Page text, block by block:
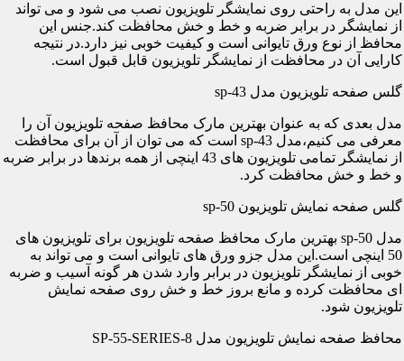
این مدل به راحتی روی نمایشگر تلویزیون نصب می شود و می تواند
از نمایشگر در برابر ضربه و خط و خش محافظت کند.جنس این
محافظ از نوع ورق تایوانی است و کیفیت خوبی نیز دارد.در نتیجه
کارایی آن در محافظت از نمایشگر تلویزیون قابل قبول است.
گلس صفحه تلویزیون مدل sp-43
مدل بعدی که به عنوان بهترین مارک محافظ صفحه تلویزیون آن را
معرفی می کنیم،مدل sp-43 است که می توان از آن برای محافظت
از نمایشگر تمامی تلویزیون های 43 اینچی از همه برندها در برابر ضربه
و خط و خش محافظت کرد.
گلس صفحه نمایش تلویزیون sp-50
مدل sp-50 بهترین مارک محافظ صفحه تلویزیون برای تلویزیون های
50 اینچی است.این مدل جزو ورق های تایوانی است و می تواند به
خوبی از نمایشگر تلویزیون در برابر وارد شدن هر گونه آسیب و ضربه
ای محافظت کرده و مانع بروز خط و خش روی صفحه نمایش
تلویزیون شود.
محافظ صفحه نمایش تلویزیون مدل SP-55-SERIES-8